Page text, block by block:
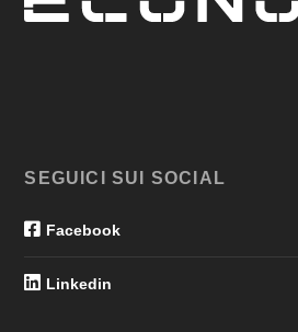
SEGUICI SUI SOCIAL
Facebook
Linkedin